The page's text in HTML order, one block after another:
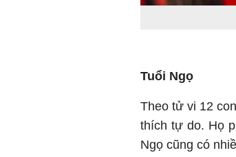
Tuổi Ngọ
Theo tử vi 12
thích tự do. Họ
Ngọ cũng có